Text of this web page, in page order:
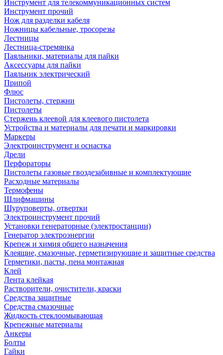
Инструмент для телекоммуникационных систем
Инструмент прочий
Нож для разделки кабеля
Ножницы кабельные, тросорезы
Лестницы
Лестница-стремянка
Паяльники, материалы для пайки
Аксессуары для пайки
Паяльник электрический
Припой
Флюс
Пистолеты, стержни
Пистолеты
Стержень клеевой для клеевого пистолета
Устройства и материалы для печати и маркировки
Маркеры
Электроинструмент и оснастка
Дрели
Перфораторы
Пистолеты газовые гвоздезабивные и комплектующие
Расходные материалы
Термофены
Шлифмашины
Шуруповерты, отвертки
Электроинструмент прочий
Установки генераторные (электростанции)
Генератор электроэнергии
Крепеж и химия общего назначения
Клеящие, смазочные, герметизирующие и защитные средства
Герметики, пасты, пена монтажная
Клей
Лента клейкая
Растворители, очистители, краски
Средства защитные
Средства смазочные
Жидкость стеклоомывающая
Крепежные материалы
Анкеры
Болты
Гайки